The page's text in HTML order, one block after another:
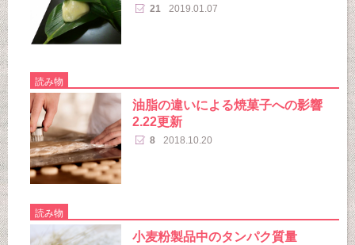
21 2019.01.07
読み物
油脂の違いによる焼菓子への影響
2.22更新
8 2018.10.20
読み物
小麦粉製品中のタンパク質量